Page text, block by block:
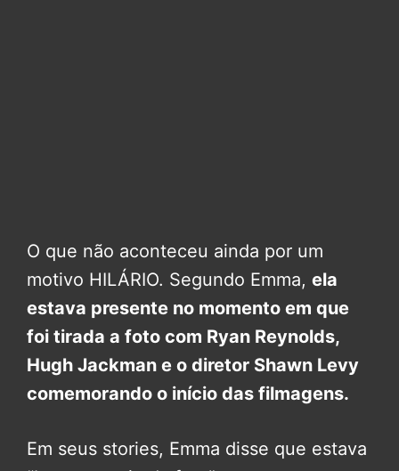
O que não aconteceu ainda por um
motivo HILÁRIO. Segundo Emma, ela
estava presente no momento em que
foi tirada a foto com Ryan Reynolds,
Hugh Jackman e o diretor Shawn Levy
comemorando o início das filmagens.
Em seus stories, Emma disse que estava